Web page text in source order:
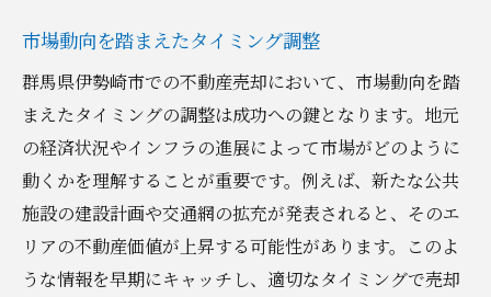
市場動向を踏まえたタイミング調整
群馬県伊勢崎市での不動産売却において、市場動向を踏
まえたタイミングの調整は成功への鍵となります。地元
の経済状況やインフラの進展によって市場がどのように
動くかを理解することが重要です。例えば、新たな公共
施設の建設計画や交通網の拡充が発表されると、そのエ
リアの不動産価値が上昇する可能性があります。このよ
うな情報を早期にキャッチし、適切なタイミングで売却